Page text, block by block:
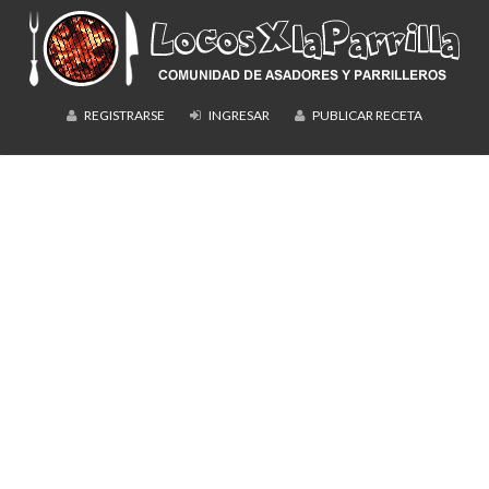
REGISTRARSE INGRESAR PUBLICAR RECETA